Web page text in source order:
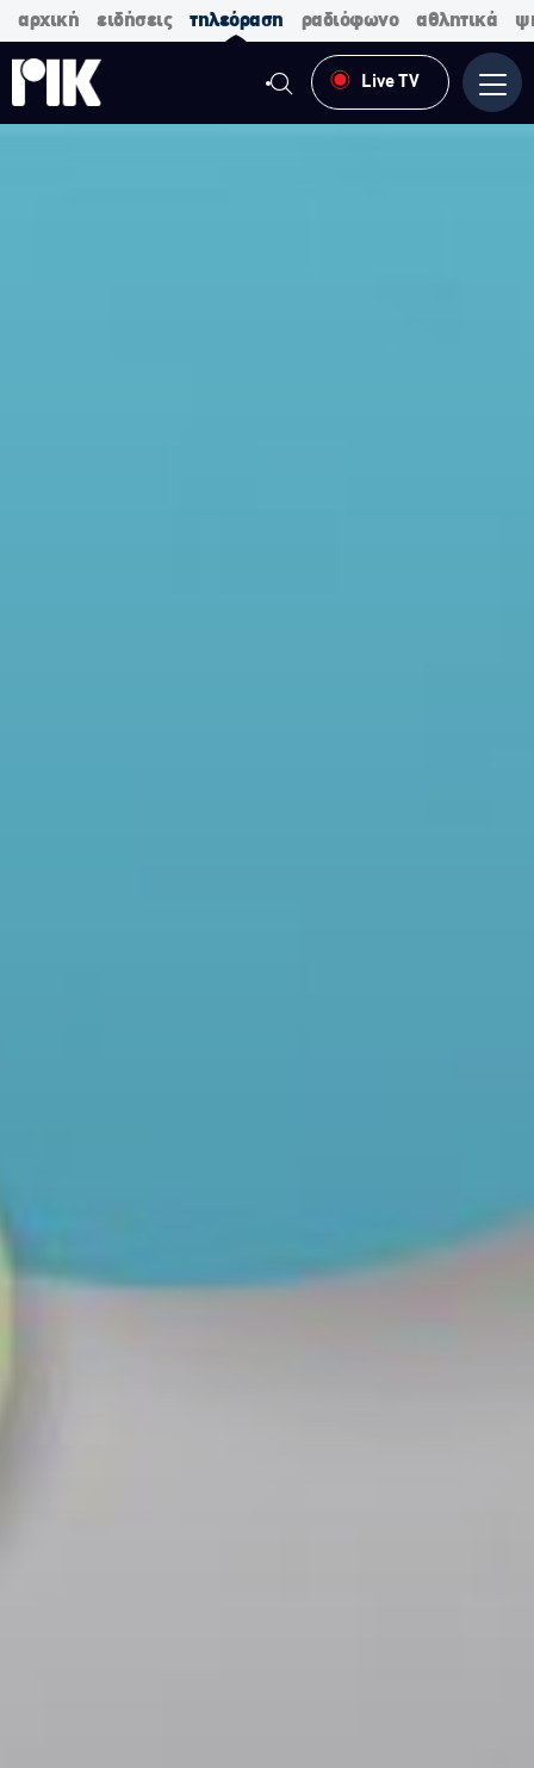
αρχική ειδήσεις τηλεόραση ραδιόφωνο αθλητικά
Live TV